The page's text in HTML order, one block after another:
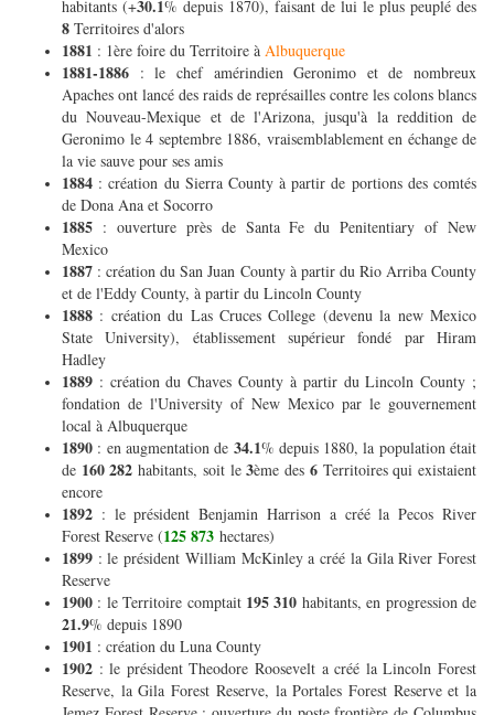
habitants (+30.1% depuis 1870), faisant de lui le plus peuplé des
8 Territoires d'alors
1881 : 1ère foire du Territoire à Albuquerque
1881-1886 : le chef amérindien Geronimo et de nombreux
Apaches ont lancé des raids de représailles contre les colons blancs
du Nouveau-Mexique et de l'Arizona, jusqu'à la reddition de
Geronimo le 4 septembre 1886, vraisemblablement en échange de
la vie sauve pour ses amis
1884 : création du Sierra County à partir de portions des comtés
de Dona Ana et Socorro
1885 : ouverture près de Santa Fe du Penitentiary of New
Mexico
1887 : création du San Juan County à partir du Rio Arriba County
et de l'Eddy County, à partir du Lincoln County
1888 : création du Las Cruces College (devenu la new Mexico
State University), établissement supérieur fondé par Hiram
Hadley
1889 : création du Chaves County à partir du Lincoln County ;
fondation de l'University of New Mexico par le gouvernement
local à Albuquerque
1890 : en augmentation de 34.1% depuis 1880, la population était
de 160 282 habitants, soit le3ème des 6Territoires qui existaient
encore
1892 : le président Benjamin Harrison a créé la Pecos River
Forest Reserve (125 873 hectares)
1899 : le président William McKinley a créé la Gila River Forest
Reserve
1900 : le Territoire comptait 195 310 habitants, en progression de
21.9% depuis 1890
1901 : création du Luna County
1902 : le président Theodore Roosevelt a créé la Lincoln Forest
Reserve, la Gila Forest Reserve, la Portales Forest Reserve et la